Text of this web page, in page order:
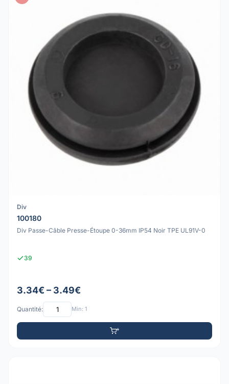
Div
100180
Div Passe-Câble Presse-Étoupe 0-36mm IP54 Noir TPE UL91V-0
39
3.34€ – 3.49€
Quantité: Min: 1